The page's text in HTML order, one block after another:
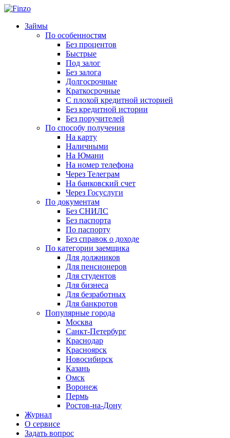
Займы
По особенностям
Без процентов
Быстрые
Под залог
Без залога
Долгосрочные
Краткосрочные
С плохой кредитной историей
Без кредитной истории
Без поручителей
По способу получения
На карту
Наличными
На Юмани
На номер телефона
Через Телеграм
На банковский счет
Через Госуслуги
По документам
Без СНИЛС
Без паспорта
По паспорту
Без справок о доходе
По категории заемщика
Для должников
Для пенсионеров
Для студентов
Для бизнеса
Для безработных
Для банкротов
Популярные города
Москва
Санкт-Петербург
Краснодар
Красноярск
Новосибирск
Казань
Омск
Воронеж
Пермь
Ростов-на-Дону
Журнал
О сервисе
Задать вопрос